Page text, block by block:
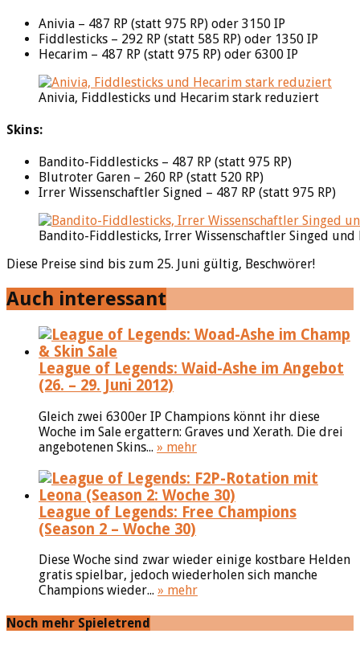
Anivia – 487 RP (statt 975 RP) oder 3150 IP
Fiddlesticks – 292 RP (statt 585 RP) oder 1350 IP
Hecarim – 487 RP (statt 975 RP) oder 6300 IP
Anivia, Fiddlesticks und Hecarim stark reduziert
Skins:
Bandito-Fiddlesticks – 487 RP (statt 975 RP)
Blutroter Garen – 260 RP (statt 520 RP)
Irrer Wissenschaftler Signed – 487 RP (statt 975 RP)
Bandito-Fiddlesticks, Irrer Wissenschaftler Singed
Diese Preise sind bis zum 25. Juni gültig, Beschwörer!
Auch interessant
League of Legends: Waid-Ashe im Angebot
(26. – 29. Juni 2012)
Gleich zwei 6300er IP Champions könnt ihr diese
Woche im Sale ergattern: Graves und Xerath. Die drei
angebotenen Skins... » mehr
League of Legends: Free Champions
(Season 2 – Woche 30)
Diese Woche sind zwar wieder einige kostbare Helden
gratis spielbar, jedoch wiederholen sich manche
Champions wieder... » mehr
Noch mehr Spieletrend